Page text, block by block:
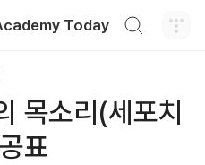
Today
목소리(세포치
표